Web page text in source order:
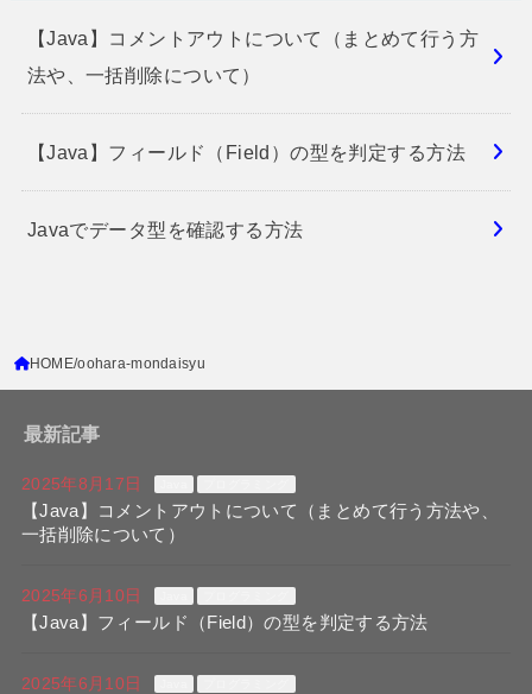
【Java】コメントアウトについて（まとめて行う方
法や、一括削除について）
【Java】フィールド（Field）の型を判定する方法
Javaでデータ型を確認する方法
HOME oohara-mondaisyu
最新記事
2025年8月17日
【Java】コメントアウトについて（まとめて行う方法や、
一括削除について）
2025年6月10日
【Java】フィールド（Field）の型を判定する方法
2025年6月10日